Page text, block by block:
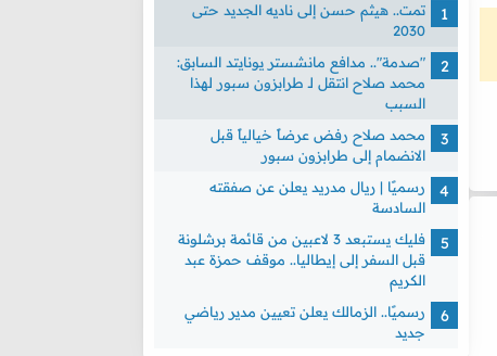
تمت.. هيثم حسن إلى ناديه الجديد حتى
2030
"صدمة".. مدافع مانشستر يونايتد السابق:
محمد صلاح انتقل لـ طرابزون سبور لهذا
السبب
محمد صلاح رفض عرضاً خيالياً قبل
الانضمام إلى طرابزون سبور
رسميًا | ريال مدريد يعلن عن صفقته
السادسة
فليك يستبعد 3 لاعبين من قائمة برشلونة
قبل السفر إلى إيطاليا.. موقف حمزة عبد
الكريم
رسميًا.. الزمالك يعلن تعيين مدير رياضي
جديد